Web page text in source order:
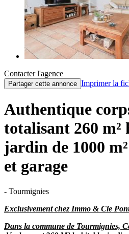
Contacter l'agence
Partager cette annonce Imprimer la
Authentique
totalisant 260 m²
jardin de 1000
et garage
- Tourmignies
Exclusivement chez Immo & Cie
Dans la commune de Tourmignies,